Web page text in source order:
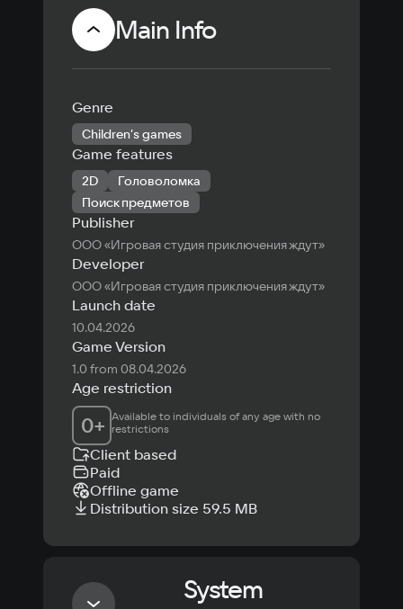
Main Info
Genre
Children’s games
Game features
2D
Головоломка
Поиск предметов
Publisher
ООО «Игровая студия приключения ждут»
Developer
ООО «Игровая студия приключения ждут»
Launch date
10.04.2026
Game Version
1.0 from 08.04.2026
Age restriction
0+ Available to individuals of any age with no
restrictions
Client based
Paid
Offline game
Distribution size 59.5 MB
System